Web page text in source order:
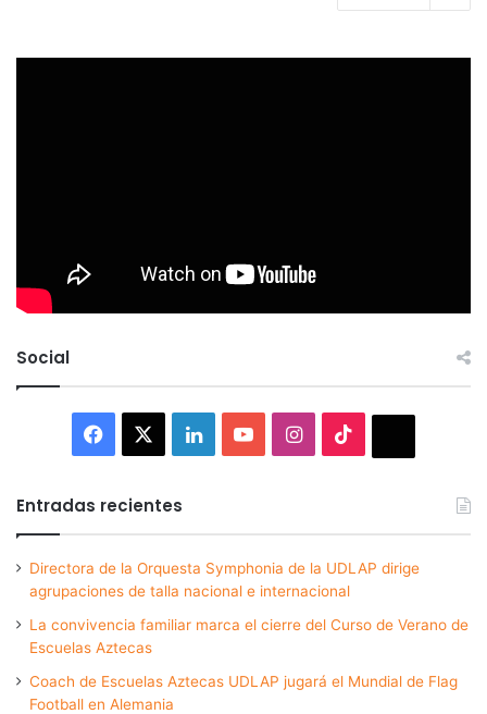
Social
Facebook LinkedInYouTubeInstagram
Entradas recientes
Directora de la Orquesta Symphonia de la UDLAP dirige
agrupaciones de talla nacional e internacional
La convivencia familiar marca el cierre del Curso de Verano de
Escuelas Aztecas
Coach de Escuelas Aztecas UDLAP jugará el Mundial de Flag
Football en Alemania